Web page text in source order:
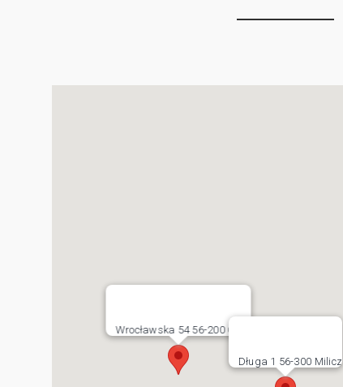
Długa 1 56-300 Milicz
Wrocławska 54 56-200 Góra